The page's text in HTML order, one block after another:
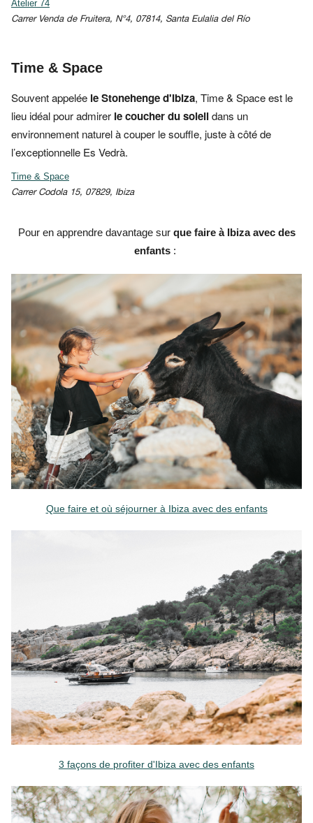
Atelier 74
Carrer Venda de Fruitera, N°4, 07814, Santa Eulalia del Río
Time & Space
Souvent appelée le Stonehenge d'Ibiza, Time & Space est le
lieu idéal pour admirer le coucher dusoleildans un
environnement naturel à couper le souffle, juste à côté de
l’exceptionnelle Es Vedrà.
Time & Space
Carrer Codola 15, 07829, Ibiza
Pour en apprendre davantage sur que faire à Ibiza avec des
enfants :
Que faire et où séjourner à Ibiza avec des enfants
3 façons de profiter d'Ibiza avec des enfants